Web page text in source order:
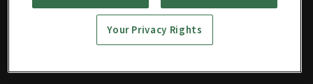
10/04/2023 • 48분
03회 04회
Your Privacy Rights